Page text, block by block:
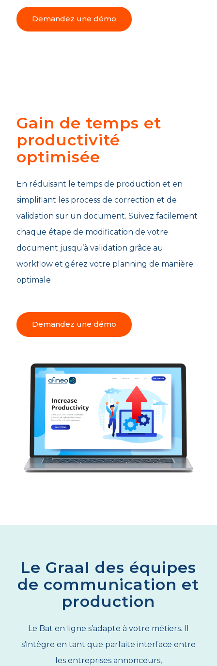
Demandez une démo
Gain de temps et
productivité
optimisée
En réduisant le temps de production et en
simplifiant les process de correction et de
validation sur un document. Suivez facilement
chaque étape de modification de votre
document jusqu’à validation grâce au
workflow et gérez votre planning de manière
optimale
Demandez une démo
Le Graal des équipes
de communication et
production
Le Bat en ligne s’adapte à votre métiers. Il
s’intègre en tant que parfaite interface entre
les entreprises annonceurs,